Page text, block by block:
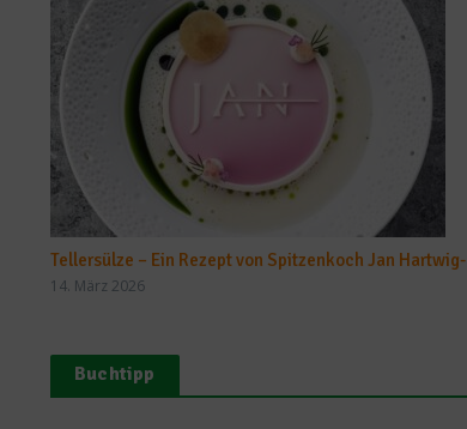
Tellersülze – Ein Rezept von Spitzenkoch Jan Hartwig-
14. März 2026
Buchtipp